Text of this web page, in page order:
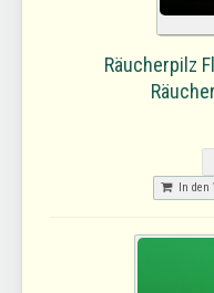
Räucherpilz
In